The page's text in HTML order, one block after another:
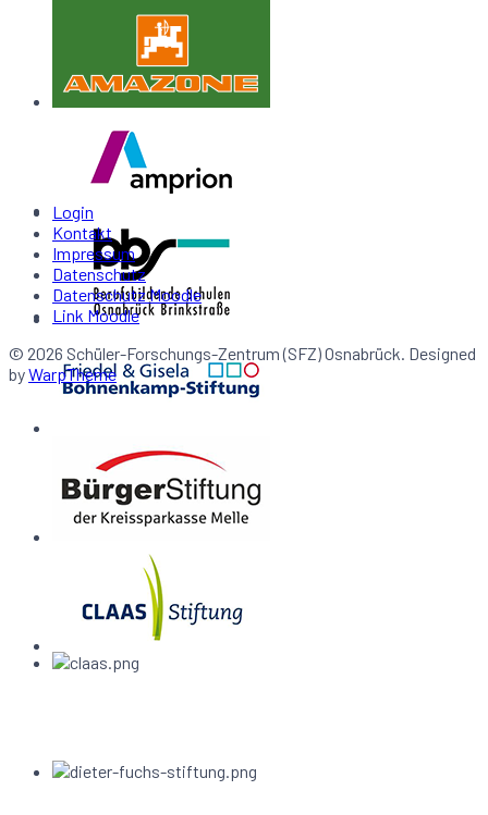
Login
Kontakt
Impressum
Datenschutz
Datenschutz Moodle
Link Moodle
© 2026 Schüler-Forschungs-Zentrum (SFZ) Osnabrück. Designed
byWarpTheme